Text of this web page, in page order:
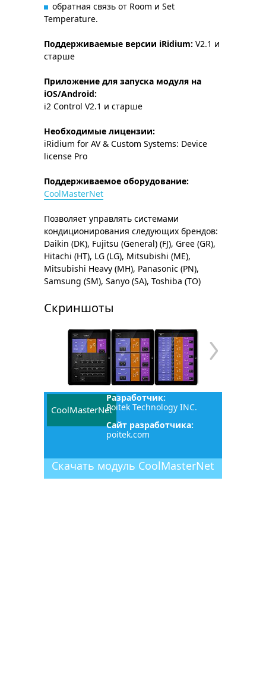
обратная связь от Room и Set
Temperature.
Поддерживаемые версии iRidium: V2.1 и
старше
Приложение для запуска модуля на
iOS/Android:
i2 Control V2.1 и старше
Необходимые лицензии:
iRidium for AV & Custom Systems: Device
license Pro
Поддерживаемое оборудование:
CoolMasterNet
Позволяет управлять системами
кондиционирования следующих брендов:
Daikin (DK), Fujitsu (General) (FJ), Gree (GR),
Hitachi (HT), LG (LG), Mitsubishi (ME),
Mitsubishi Heavy (MH), Panasonic (PN),
Samsung (SM), Sanyo (SA), Toshiba (TO)
Скриншоты
CoolMasterNet
Разработчик:
Poitek Technology INC.
Сайт разработчика:
poitek.com
Скачать модуль CoolMasterNet